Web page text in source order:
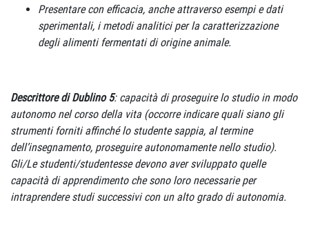
Presentare con efficacia, anche attraverso esempi e dati
sperimentali, i metodi analitici per la caratterizzazione
degli alimenti fermentati di origine animale.
Descrittore di Dublino 5: capacità di proseguire lo studio in modo
autonomo nel corso della vita (occorre indicare quali siano gli
strumenti forniti affinché lo studente sappia, al termine
dell’insegnamento, proseguire autonomamente nello studio).
Gli/Le studenti/studentesse devono aver sviluppato quelle
capacità di apprendimento che sono loro necessarie per
intraprendere studi successivi con un alto grado di autonomia.